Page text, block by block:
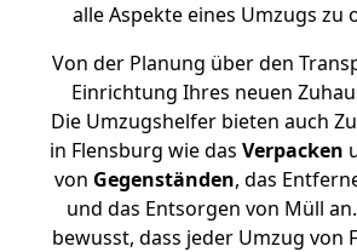
alle Aspekte eines Umzugs zu
Von der Planung über den
Einrichtung Ihres neuen
Die Umzugshelfer bieten auch
in Flensburg wie das Verpacken
von Gegenständen, das
und das Entsorgen von Müll
bewusst, dass jeder Umzug von